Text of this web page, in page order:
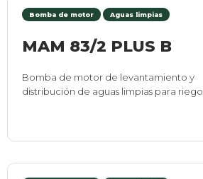
Bomba de motor Aguas limpias
MAM 83/2 PLUS B
Bomba de motor de levantamiento y
distribución de aguas limpias para riego.